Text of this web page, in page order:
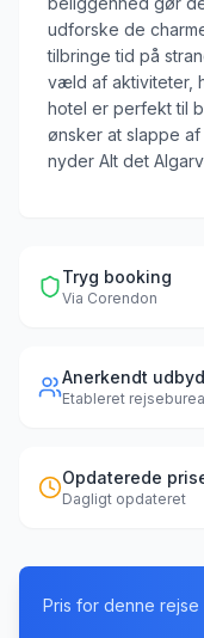
udforske de
tilbringe tid på
væld af aktiviteter,
hotel er perfekt til
ønsker at slappe
nyder Alt det
Tryg booking
Via Corendon
Anerkendt
Etableret
Opdaterede
Dagligt opdateret
Pris for denne rejse